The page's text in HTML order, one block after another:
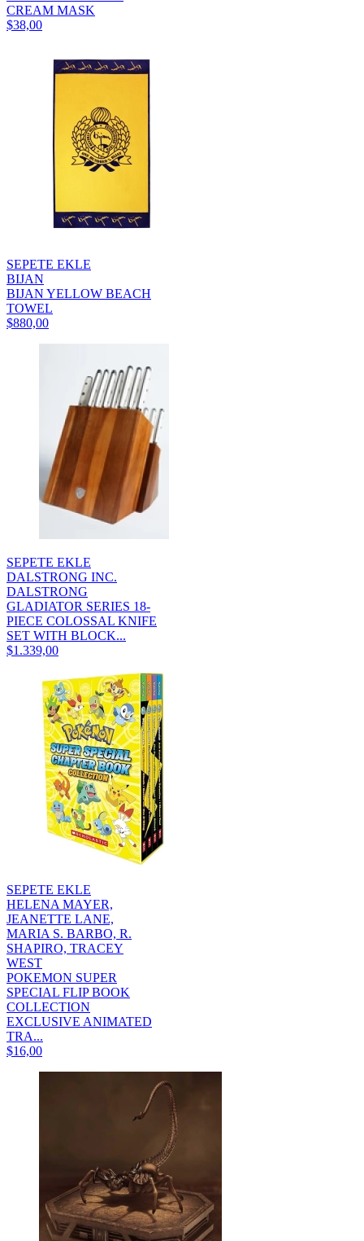
CREAM MASK
$38,00
SEPETE EKLE
BIJAN
BIJAN YELLOW BEACH
TOWEL
$880,00
SEPETE EKLE
DALSTRONG INC.
DALSTRONG
GLADIATOR SERIES 18-
PIECE COLOSSAL KNIFE
SET WITH BLOCK...
$1.339,00
SEPETE EKLE
HELENA MAYER,
JEANETTE LANE,
MARIA S. BARBO, R.
SHAPIRO, TRACEY
WEST
POKEMON SUPER
SPECIAL FLIP BOOK
COLLECTION
EXCLUSIVE ANIMATED
TRA...
$16,00